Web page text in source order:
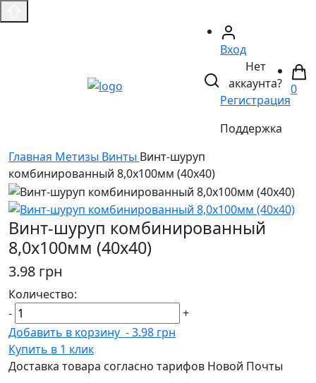
Вход
Нет
аккаунта?
Регистрация
Поддержка
0
Главная Метизы Винты Винт-шуруп
комбинированный 8,0х100мм (40х40)
Винт-шуруп комбинированный
8,0х100мм (40х40)
3.98 грн
Количество:
-
+
Добавить в корзину -3.98 грн
Купить в 1 клик
Доставка товара согласно тарифов Новой Почты